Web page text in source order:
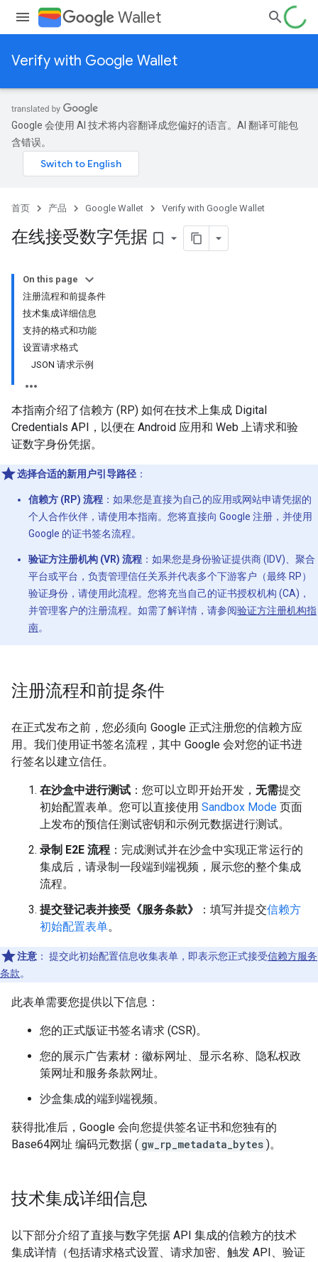
Wallet
Verify with Google Wallet
Google 会使用 AI 技术将内容翻译成您偏好的语言。AI 翻译可能包
含错误。
首页 产品 Google Wallet Verify with Google Wallet
在线接受数字凭据 bookmark_border
On this page
注册流程和前提条件
技术集成详细信息
支持的格式和功能
设置请求格式
JSON 请求示例
本指南介绍了信赖方 (RP) 如何在技术上集成 Digital
Credentials API，以便在 Android 应用和 Web 上请求和验
证数字身份凭据。
选择合适的新用户引导路径 ：
信赖方 (RP) 流程 ：如果您是直接为自己的应用或网站申请凭据的
个人合作伙伴，请使用本指南。您将直接向 Google 注册，并使用
Google 的证书签名流程。
验证方注册机构 (VR) 流程 ：如果您是身份验证提供商 (IDV)、聚合
平台或平台，负责管理信任关系并代表多个下游客户（最终 RP）
验证身份，请使用此流程。您将充当自己的证书授权机构 (CA)，
并管理客户的注册流程。如需了解详情，请参阅验证方注册机构指
南。
注册流程和前提条件
在正式发布之前，您必须向 Google 正式注册您的信赖方应
用。我们使用证书签名流程，其中 Google 会对您的证书进
行签名以建立信任。
在沙盒中进行测试 ：您可以立即开始开发， 无需提交
初始配置表单。您可以直接使用 Sandbox Mode 页面
上发布的预信任测试密钥和示例元数据进行测试。
录制 E2E 流程 ：完成测试并在沙盒中实现正常运行的
集成后，请录制一段端到端视频，展示您的整个集成
流程。
提交登记表并接受《服务条款》
：填写并提交信赖方
初始配置表单。
注意 ： 提交此初始配置信息收集表单，即表示您正式接受信赖方服务
条款。
此表单需要您提供以下信息：
您的正式版证书签名请求 (CSR)。
您的展示广告素材：徽标网址、显示名称、隐私权政
策网址和服务条款网址。
沙盒集成的端到端视频。
获得批准后，Google 会向您提供签名证书和您独有的
Base64网址 编码元数据 ( gw_rp_metadata_bytes )。
技术集成详细信息
以下部分介绍了直接与数字凭据 API 集成的信赖方的技术
集成详情（包括请求格式设置、请求加密、触发 API、验证